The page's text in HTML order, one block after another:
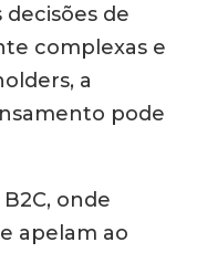
decisões de
complexas e
a
pode
onde
apelam ao